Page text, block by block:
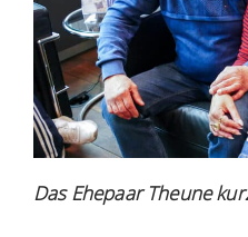
Das Ehepaar Theune